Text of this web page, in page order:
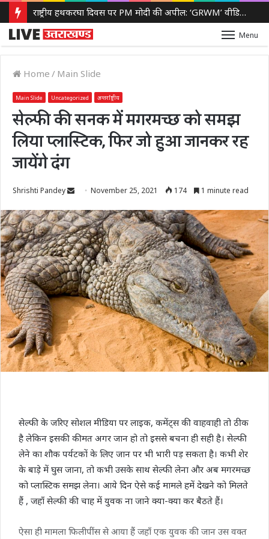
राष्ट्रीय हथकरघा दिवस पर PM मोदी की अपील: ‘GRWM’ वीडियो शेयर कर बढ़ाएं स्वदेशी हैंडलूम की पहचान
Menu
Home / Main Slide
Main Slide Uncategorized अन्तर्राष्ट्रीय
सेल्फी की सनक में मगरमच्छ को समझ
लिया प्लास्टिक, फिर जो हुआ जानकर रह
जायेंगे दंग
Shrishti Pandey
Send
email
November 25, 2021 174 1 minute read
सेल्फी के जरिए सोशल मीडिया पर लाइक, कमेंट्स की वाहवाही तो ठीक
है लेकिन इसकी कीमत अगर जान हो तो इससे बचना ही सही है। सेल्फी
लेने का शौक पर्यटकों के लिए जान पर भी भारी पड़ सकता है। कभी शेर
के बाड़े में घुस जाना, तो कभी उसके साथ सेल्फी लेना और अब मगरमच्छ
को प्लास्टिक समझ लेना। आये दिन ऐसे कई मामले हमें देखने को मिलते
हैं , जहाँ सेल्फी की चाह में युवक ना जाने क्या-क्या कर बैठते हैं।
ऐसा ही मामला फिलीपींस से आया हैं जहाँ एक युवक की जान उस वक्त